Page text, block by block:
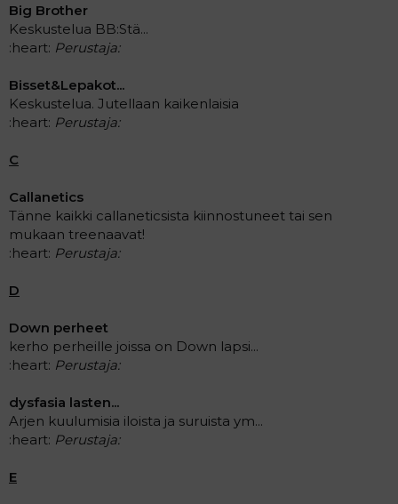
Big Brother
Keskustelua BB:Stä...
:heart: Perustaja:
Bisset&Lepakot...
Keskustelua. Jutellaan kaikenlaisia
:heart: Perustaja:
C
Callanetics
Tänne kaikki callaneticsista kiinnostuneet tai sen
mukaan treenaavat!
:heart: Perustaja:
D
Down perheet
kerho perheille joissa on Down lapsi...
:heart: Perustaja:
dysfasia lasten...
Arjen kuulumisia iloista ja suruista ym...
:heart: Perustaja:
E